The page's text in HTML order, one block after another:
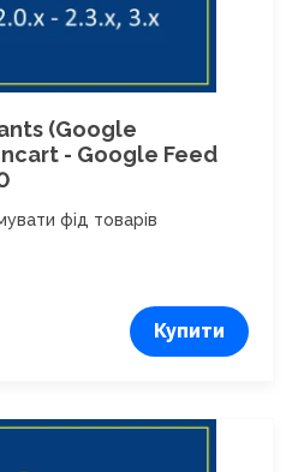
(Google
- Google Feed
фід товарів
Купити